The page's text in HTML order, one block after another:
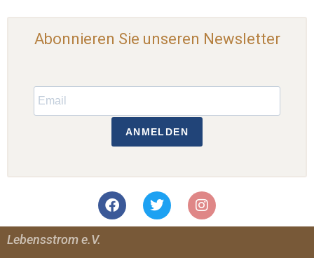
Abonnieren Sie unseren Newsletter
ANMELDEN
Lebensstrom e.V.